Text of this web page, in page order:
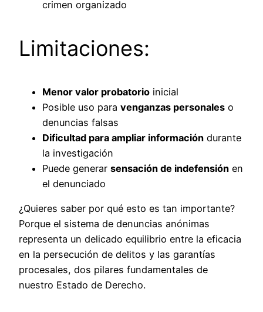
crimen organizado
Limitaciones:
Menor valor probatorio inicial
Posible uso para venganzas personales o
denuncias falsas
Dificultad para ampliar información durante
la investigación
Puede generar sensación de indefensión en
el denunciado
¿Quieres saber por qué esto es tan importante?
Porque el sistema de denuncias anónimas
representa un delicado equilibrio entre la eficacia
en la persecución de delitos y las garantías
procesales, dos pilares fundamentales de
nuestro Estado de Derecho.